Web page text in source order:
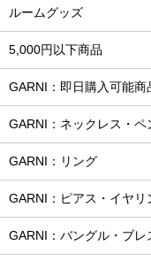
ルームグッズ
5,000円以下商品
GARNI：即日購入可能商
GARNI：ネックレス・ペ
GARNI：リング
GARNI：ピアス・イヤリ
GARNI：バングル・ブレ